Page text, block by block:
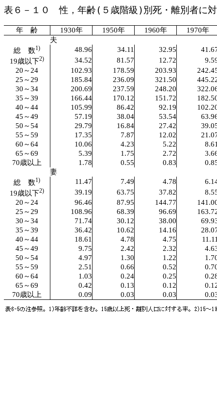
表６－１０ 性，年齢(５歳階級)別死・離別者に
年 齢 1930年 1950年 1960年
1970年
夫
総 数1) 48.96 34.11 32.95
19歳以下2) 34.52 81.57 12.72
20～24
102.93 178.59 203.93
25～29
185.84 236.09 321.50
30～34
200.69 237.59 248.20
35～39
166.44 170.12 151.72
40～44
105.99 86.42 92.19
45～49
57.19 38.04 53.54
50～54
29.79 16.84 27.42
55～59
17.35 7.87 12.02
60～64
10.06 4.23 5.22
65～69
5.39 1.75 2.72
70歳以上
1.78 0.55 0.83
妻
総 数1) 11.47 7.49 4.78
19歳以下2) 39.19 63.75 37.82
20～24
96.46 87.95 144.77
25～29
108.96 68.39 96.69
30～34
71.74 30.12 38.00
35～39
36.42 10.62 14.16
40～44
18.61 4.78 4.75
45～49
9.75 2.42 2.32
50～54
4.97 1.30 1.22
55～59
2.51 0.66 0.52
60～64
1.03 0.24 0.25
65～69
0.42 0.13 0.12
70歳以上
0.09 0.03 0.03